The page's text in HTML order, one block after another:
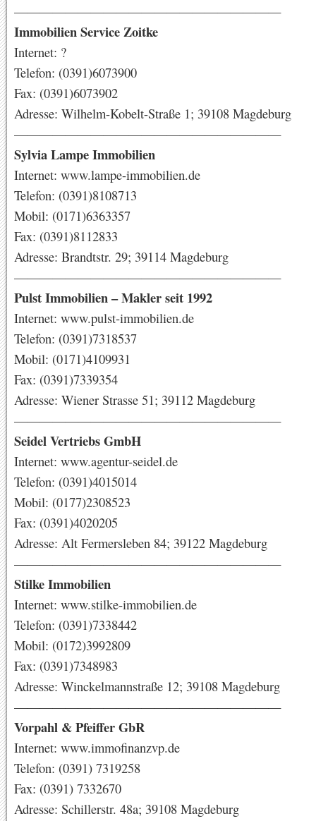
—————————————————————
Immobilien Service Zoitke
Internet: ?
Telefon: (0391)6073900
Fax: (0391)6073902
Adresse: Wilhelm-Kobelt-Straße 1; 39108 Magdeburg
—————————————————————
Sylvia Lampe Immobilien
Internet: www.lampe-immobilien.de
Telefon: (0391)8108713
Mobil: (0171)6363357
Fax: (0391)8112833
Adresse: Brandtstr. 29; 39114 Magdeburg
—————————————————————
Pulst Immobilien – Makler seit 1992
Internet: www.pulst-immobilien.de
Telefon: (0391)7318537
Mobil: (0171)4109931
Fax: (0391)7339354
Adresse: Wiener Strasse 51; 39112 Magdeburg
—————————————————————
Seidel Vertriebs GmbH
Internet: www.agentur-seidel.de
Telefon: (0391)4015014
Mobil: (0177)2308523
Fax: (0391)4020205
Adresse: Alt Fermersleben 84; 39122 Magdeburg
—————————————————————
Stilke Immobilien
Internet: www.stilke-immobilien.de
Telefon: (0391)7338442
Mobil: (0172)3992809
Fax: (0391)7348983
Adresse: Winckelmannstraße 12; 39108 Magdeburg
—————————————————————
Vorpahl & Pfeiffer GbR
Internet: www.immofinanzvp.de
Telefon: (0391) 7319258
Fax: (0391) 7332670
Adresse: Schillerstr. 48a; 39108 Magdeburg